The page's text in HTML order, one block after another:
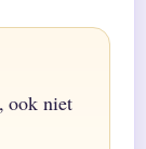
ook niet